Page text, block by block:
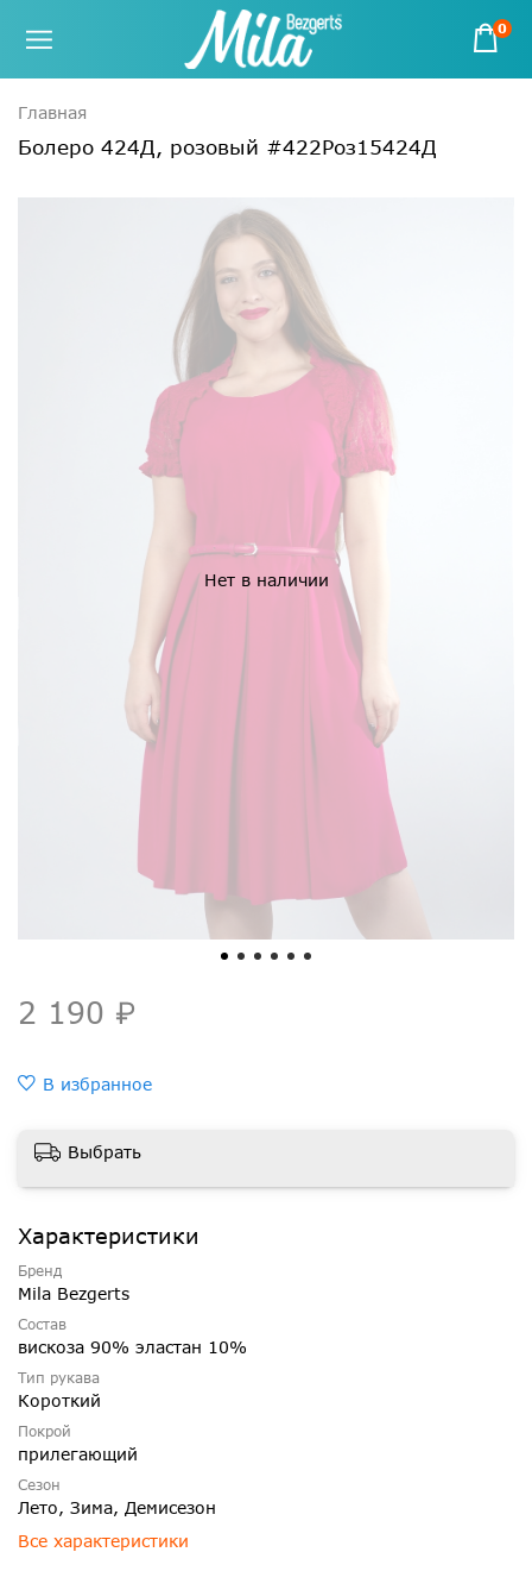
0
Главная
Болеро 424Д, розовый #422Роз15424Д
Нет в наличии
2 190 ₽
В избранное
Выбрать
Характеристики
Бренд
Mila Bezgerts
Состав
вискоза 90% эластан 10%
Тип рукава
Короткий
Покрой
прилегающий
Сезон
Лето, Зима, Демисезон
Все характеристики